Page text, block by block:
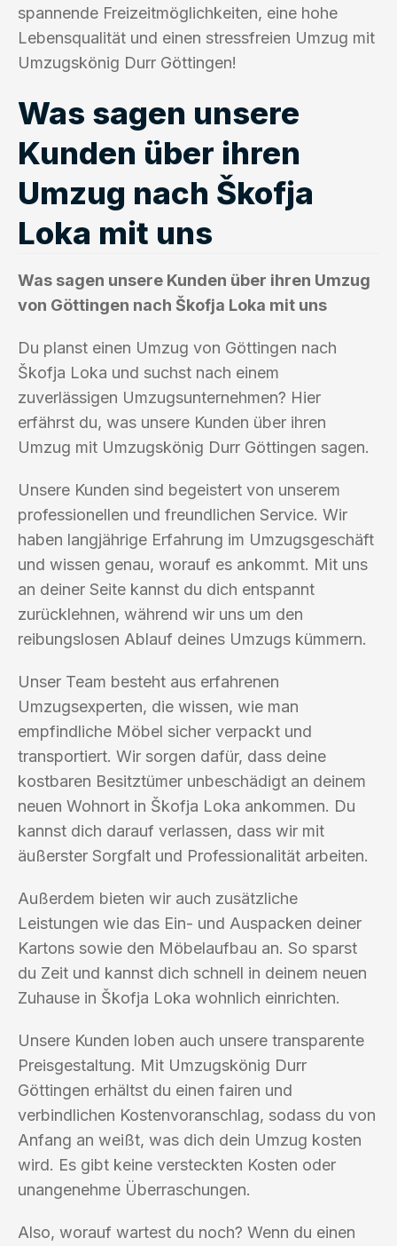
spannende Freizeitmöglichkeiten, eine hohe
Lebensqualität und einen stressfreien Umzug mit
Umzugskönig Durr Göttingen!
Was sagen unsere
Kunden über ihren
Umzug nach Škofja
Loka mit uns
Was sagen unsere Kunden über ihren Umzug
von Göttingen nach Škofja Loka mit uns
Du planst einen Umzug von Göttingen nach
Škofja Loka und suchst nach einem
zuverlässigen Umzugsunternehmen? Hier
erfährst du, was unsere Kunden über ihren
Umzug mit Umzugskönig Durr Göttingen sagen.
Unsere Kunden sind begeistert von unserem
professionellen und freundlichen Service. Wir
haben langjährige Erfahrung im Umzugsgeschäft
und wissen genau, worauf es ankommt. Mit uns
an deiner Seite kannst du dich entspannt
zurücklehnen, während wir uns um den
reibungslosen Ablauf deines Umzugs kümmern.
Unser Team besteht aus erfahrenen
Umzugsexperten, die wissen, wie man
empfindliche Möbel sicher verpackt und
transportiert. Wir sorgen dafür, dass deine
kostbaren Besitztümer unbeschädigt an deinem
neuen Wohnort in Škofja Loka ankommen. Du
kannst dich darauf verlassen, dass wir mit
äußerster Sorgfalt und Professionalität arbeiten.
Außerdem bieten wir auch zusätzliche
Leistungen wie das Ein- und Auspacken deiner
Kartons sowie den Möbelaufbau an. So sparst
du Zeit und kannst dich schnell in deinem neuen
Zuhause in Škofja Loka wohnlich einrichten.
Unsere Kunden loben auch unsere transparente
Preisgestaltung. Mit Umzugskönig Durr
Göttingen erhältst du einen fairen und
verbindlichen Kostenvoranschlag, sodass du von
Anfang an weißt, was dich dein Umzug kosten
wird. Es gibt keine versteckten Kosten oder
unangenehme Überraschungen.
Also, worauf wartest du noch? Wenn du einen